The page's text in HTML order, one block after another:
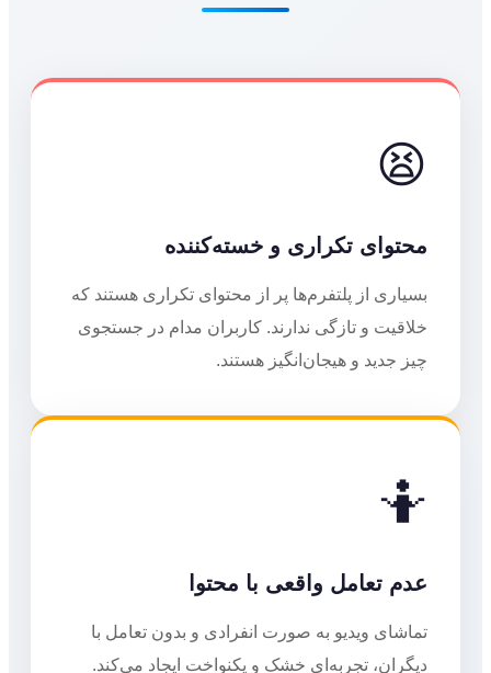
😫
محتوای تکراری و خسته‌کننده
بسیاری از پلتفرم‌ها پر از محتوای تکراری هستند که
خلاقیت و تازگی ندارند. کاربران مدام در جستجوی
چیز جدید و هیجان‌انگیز هستند.
🤷
عدم تعامل واقعی با محتوا
تماشای ویدیو به صورت انفرادی و بدون تعامل با
دیگران، تجربه‌ای خشک و یکنواخت ایجاد می‌کند.